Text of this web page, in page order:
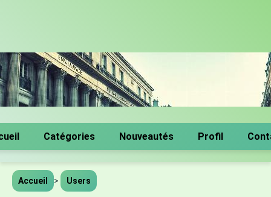
Catégories Nouveautés Profil
Accueil > Users